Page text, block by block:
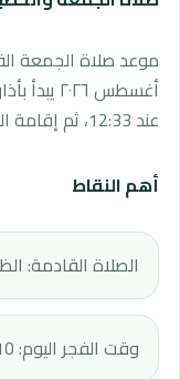
عند 12:33، ثم إقامة الجمعة أو بداية الصلاة عند 13:03.
أهم النقاط
الصلاة القادمة: الظهر
وقت الفجر اليوم: 05:10.